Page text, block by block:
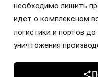
необходимо лишить
идет о комплексном
логистики и портов
уничтожения